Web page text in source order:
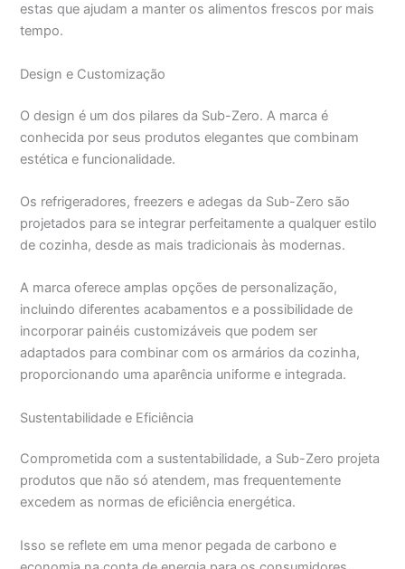
estas que ajudam a manter os alimentos frescos por mais
tempo.
Design e Customização
O design é um dos pilares da Sub-Zero. A marca é
conhecida por seus produtos elegantes que combinam
estética e funcionalidade.
Os refrigeradores, freezers e adegas da Sub-Zero são
projetados para se integrar perfeitamente a qualquer estilo
de cozinha, desde as mais tradicionais às modernas.
A marca oferece amplas opções de personalização,
incluindo diferentes acabamentos e a possibilidade de
incorporar painéis customizáveis que podem ser
adaptados para combinar com os armários da cozinha,
proporcionando uma aparência uniforme e integrada.
Sustentabilidade e Eficiência
Comprometida com a sustentabilidade, a Sub-Zero projeta
produtos que não só atendem, mas frequentemente
excedem as normas de eficiência energética.
Isso se reflete em uma menor pegada de carbono e